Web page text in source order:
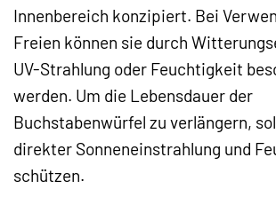
Innenbereich konzipiert. Bei
Freien können sie durch
UV-Strahlung oder Feuchtigkeit
werden. Um die Lebensdauer der
Buchstabenwürfel zu verlängern,
direkter Sonneneinstrahlung und
schützen.